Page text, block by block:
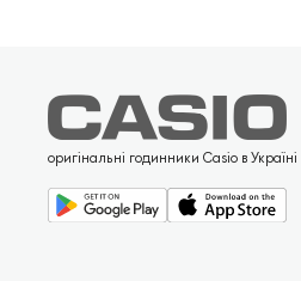
оригінальні годинники Casio в Україні